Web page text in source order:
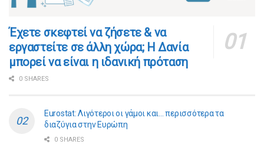
​​Έχετε σκεφτεί να ζήσετε & να
εργαστείτε σε άλλη χώρα; Η Δανία
μπορεί να είναι η ιδανική πρόταση
0 SHARES
Eurostat: Λιγότεροι οι γάμοι και… περισσότερα τα
διαζύγια στην Ευρώπη
0 SHARES